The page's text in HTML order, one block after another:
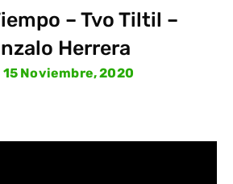
– Tvo Tiltil –
Herrera
15 Noviembre, 2020